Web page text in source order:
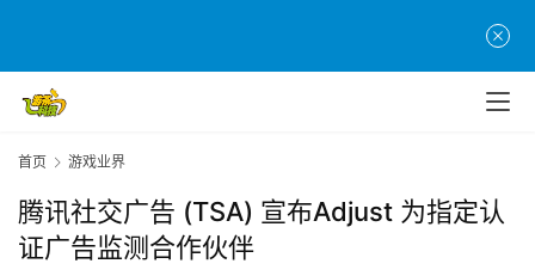
首页 游戏业界
腾讯社交广告 (TSA) 宣布Adjust 为指定认
证广告监测合作伙伴